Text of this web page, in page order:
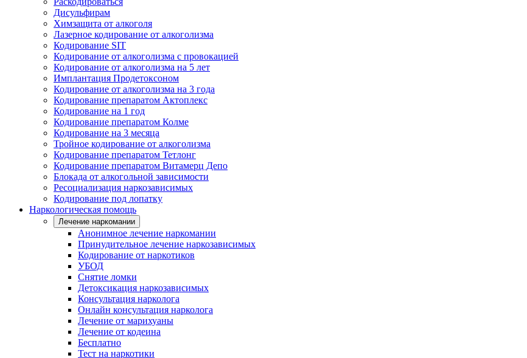
Дисульфирам
Химзащита от алкоголя
Лазерное кодирование от алкоголизма
Кодирование SIT
Кодирование от алкоголизма с провокацией
Кодирование от алкоголизма на 5 лет
Имплантация Продетоксоном
Кодирование от алкоголизма на 3 года
Кодирование препаратом Актоплекс
Кодирование на 1 год
Кодирование препаратом Колме
Кодирование на 3 месяца
Тройное кодирование от алкоголизма
Кодирование препаратом Тетлонг
Кодирование препаратом Витамерц Депо
Блокада от алкогольной зависимости
Ресоциализация наркозависимых
Кодирование под лопатку
Наркологическая помощь
Лечение наркомании
Анонимное лечение наркомании
Принудительное лечение наркозависимых
Кодирование от наркотиков
УБОД
Снятие ломки
Детоксикация наркозависимых
Консультация нарколога
Онлайн консультация нарколога
Лечение от марихуаны
Лечение от кодеина
Бесплатно
Тест на наркотики